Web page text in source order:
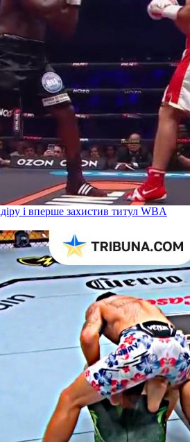
і вперше захистив титул WBA